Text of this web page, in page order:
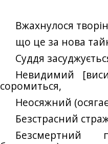
Вжахнулося
що це за нова
Суддя
Невидимий
соромиться,
Неосяжний
Безстрасний
Безсмертний